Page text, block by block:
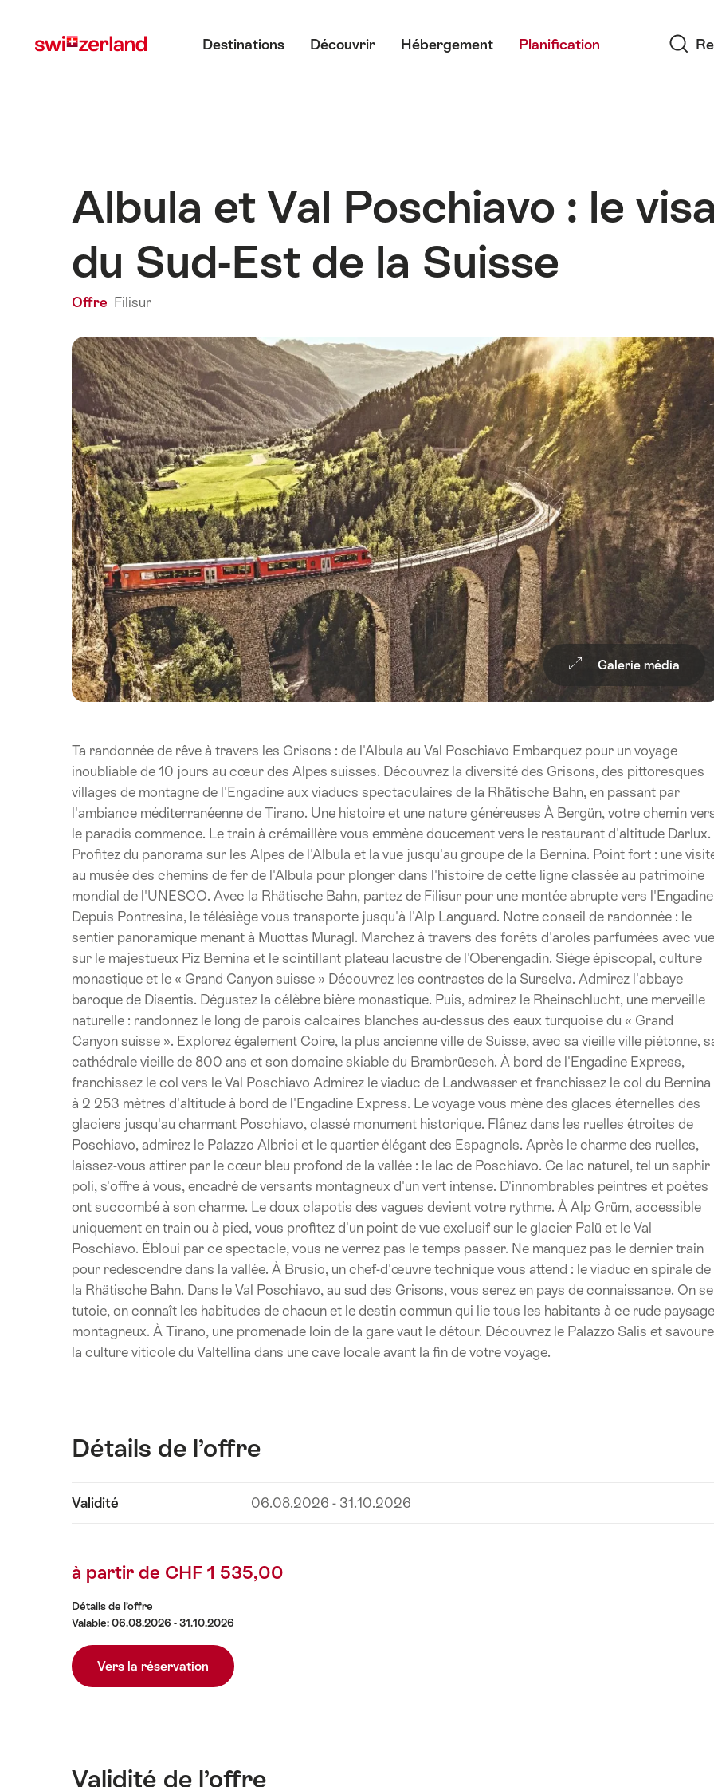
myswitzerland.com
Destinations Découvrir Hébergement Planification
Albula et Val Poschiavo : le
du Sud-Est de la Suisse
Offre Filisur
Galerie média
Ta randonnée de rêve à travers les Grisons : de l'Albula au Val Poschiavo Embarquez pour un voyage
inoubliable de 10 jours au cœur des Alpes suisses. Découvrez la diversité des Grisons, des pittoresques
villages de montagne de l'Engadine aux viaducs spectaculaires de la Rhätische Bahn, en passant par
l'ambiance méditerranéenne de Tirano. Une histoire et une nature généreuses À Bergün, votre chemin
le paradis commence. Le train à crémaillère vous emmène doucement vers le restaurant d'altitude Darlux.
Profitez du panorama sur les Alpes de l'Albula et la vue jusqu'au groupe de la Bernina. Point fort : une
au musée des chemins de fer de l'Albula pour plonger dans l'histoire de cette ligne classée au patrimoine
mondial de l'UNESCO. Avec la Rhätische Bahn, partez de Filisur pour une montée abrupte vers
Depuis Pontresina, le télésiège vous transporte jusqu'à l'Alp Languard. Notre conseil de randonnée : le
sentier panoramique menant à Muottas Muragl. Marchez à travers des forêts d'aroles parfumées avec vue
sur le majestueux Piz Bernina et le scintillant plateau lacustre de l'Oberengadin. Siège épiscopal, culture
monastique et le « Grand Canyon suisse » Découvrez les contrastes de la Surselva. Admirez l'abbaye
baroque de Disentis. Dégustez la célèbre bière monastique. Puis, admirez le Rheinschlucht, une merveille
naturelle : randonnez le long de parois calcaires blanches au-dessus des eaux turquoise du « Grand
Canyon suisse ». Explorez également Coire, la plus ancienne ville de Suisse, avec sa vieille ville piétonne,
cathédrale vieille de 800 ans et son domaine skiable du Brambrüesch. À bord de l'Engadine Express,
franchissez le col vers le Val Poschiavo Admirez le viaduc de Landwasser et franchissez le col du Bernina
à 2 253 mètres d'altitude à bord de l'Engadine Express. Le voyage vous mène des glaces éternelles des
glaciers jusqu'au charmant Poschiavo, classé monument historique. Flânez dans les ruelles étroites de
Poschiavo, admirez le Palazzo Albrici et le quartier élégant des Espagnols. Après le charme des ruelles,
laissez-vous attirer par le cœur bleu profond de la vallée : le lac de Poschiavo. Ce lac naturel, tel un saphir
poli, s'offre à vous, encadré de versants montagneux d'un vert intense. D'innombrables peintres et poètes
ont succombé à son charme. Le doux clapotis des vagues devient votre rythme. À Alp Grüm, accessible
uniquement en train ou à pied, vous profitez d'un point de vue exclusif sur le glacier Palü et le Val
Poschiavo. Ébloui par ce spectacle, vous ne verrez pas le temps passer. Ne manquez pas le dernier train
pour redescendre dans la vallée. À Brusio, un chef-d'œuvre technique vous attend : le viaduc en spirale de
la Rhätische Bahn. Dans le Val Poschiavo, au sud des Grisons, vous serez en pays de connaissance. On se
tutoie, on connaît les habitudes de chacun et le destin commun qui lie tous les habitants à ce rude paysage
montagneux. À Tirano, une promenade loin de la gare vaut le détour. Découvrez le Palazzo Salis et
la culture viticole du Valtellina dans une cave locale avant la fin de votre voyage.
Détails de l’offre
de
Validité 06.08.2026 - 31.10.2026
à partir de CHF 1 535,00
Détails de l’offre
Valable: 06.08.2026 - 31.10.2026
Vers la réservation
Validité de l’offre